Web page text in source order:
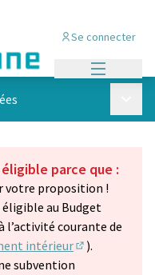
Se connecter
parce que :
votre proposition !
éligible au Budget
l’activité courante de
intérieur
).
subvention